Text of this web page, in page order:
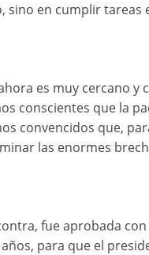
en cumplir tareas
es muy cercano y
conscientes que la
convencidos que,
las enormes
fue aprobada
para que el